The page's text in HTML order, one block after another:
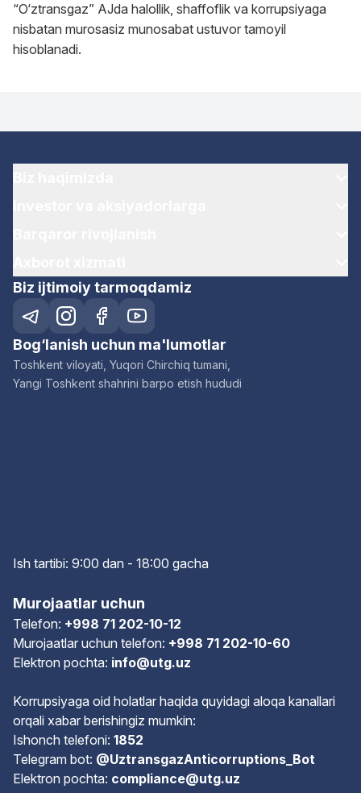
“O‘ztransgaz” AJda halollik, shaffoflik va korrupsiyaga
nisbatan murosasiz munosabat ustuvor tamoyil
hisoblanadi.
Biz ijtimoiy tarmoqdamiz
Bog‘lanish uchun ma'lumotlar
Toshkent viloyati, Yuqori Chirchiq tumani,
Yangi Toshkent shahrini barpo etish hududi
Ish tartibi: 9:00 dan - 18:00 gacha
Murojaatlar uchun
Telefon: +998 71 202-10-12
Murojaatlar uchun telefon: +998 71 202-10-60
Elektron pochta: info@utg.uz
Korrupsiyaga oid holatlar haqida quyidagi aloqa kanallari
orqali xabar berishingiz mumkin:
Ishonch telefoni: 1852
Telegram bot: @UztransgazAnticorruptions_Bot
Elektron pochta: compliance@utg.uz